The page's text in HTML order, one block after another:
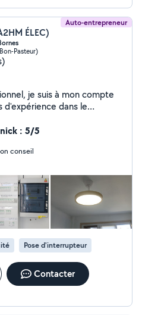
Auto-entrepreneur
ÉLEC)
Pasteur)
je suis à mon compte
d'expérience dans le
restaurants et les
de panneaux solaires
de
peinture, papier
Installation de
électriques.
de systèmes panneaux
de 3 KWc à
: 5/5
conseil
Pose d'interrupteur
Contacter